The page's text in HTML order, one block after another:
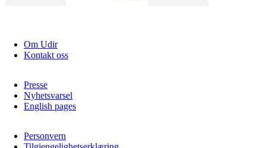
Om Udir
Kontakt oss
Presse
Nyhetsvarsel
English pages
Personvern